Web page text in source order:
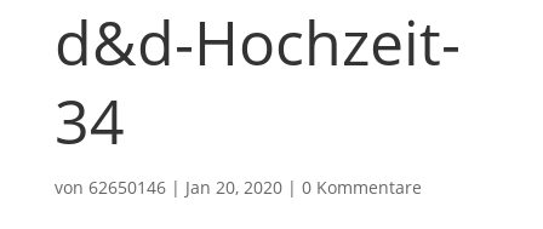
d&d-Hochzeit-
34
von 62650146| Jan 20, 2020| 0 Kommentare